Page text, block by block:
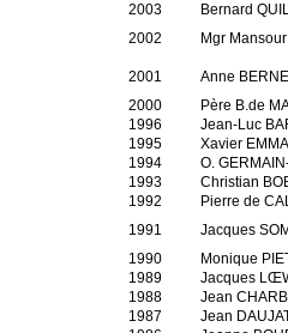
2003
Bernard
2002
Mgr
2001
Anne
2000
Père B.de
1996
Jean-Luc
1995
Xavier
1994
O.
1993
Christian
1992
Pierre de
1991
Jacques
1990
Monique
1989
Jacques
1988
Jean
1987
Jean